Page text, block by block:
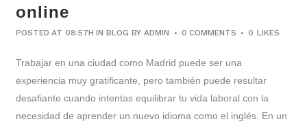
online
POSTED AT 08:57H INBLOG BYADMIN 0 COMMENTS 0 LIKES
Trabajar en una ciudad como Madrid puede ser una
experiencia muy gratificante, pero también puede resultar
desafiante cuando intentas equilibrar tu vida laboral con la
necesidad de aprender un nuevo idioma como el inglés. En un